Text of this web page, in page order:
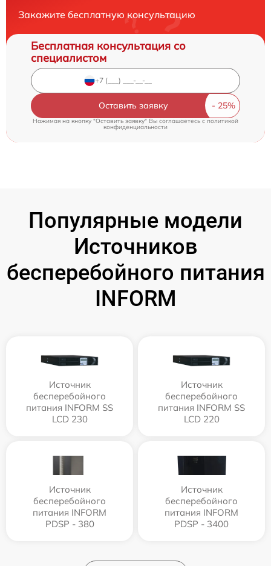
Закажите бесплатную консультацию
Бесплатная консультация со
специалистом
Оставить заявку
Нажимая на кнопку "Оставить заявку" Вы соглашаетесь cполитикой
конфиденциальности
Популярные модели
Источников
бесперебойного питания
INFORM
Источник
бесперебойного
питания INFORM SS
LCD 230
Источник
бесперебойного
питания INFORM SS
LCD 220
Источник
бесперебойного
питания INFORM
PDSP - 380
Источник
бесперебойного
питания INFORM
PDSP - 3400